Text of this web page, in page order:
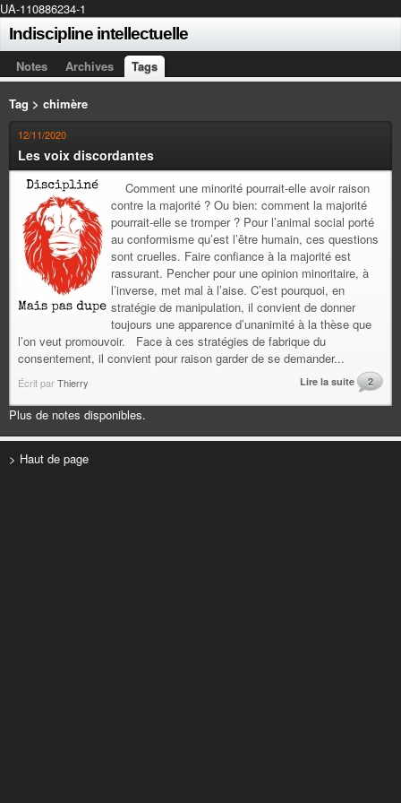
UA-110886234-1
Indiscipline intellectuelle
Notes Archives Tags
Tag > chimère
12/11/2020
Les voix discordantes
Comment une minorité pourrait-elle avoir raison
contre la majorité ? Ou bien: comment la majorité
pourrait-elle se tromper ? Pour l’animal social porté
au conformisme qu’est l’être humain, ces questions
sont cruelles. Faire confiance à la majorité est
rassurant. Pencher pour une opinion minoritaire, à
l’inverse, met mal à l’aise. C’est pourquoi, en
stratégie de manipulation, il convient de donner
toujours une apparence d’unanimité à la thèse que
l’on veut promouvoir. Face à ces stratégies de fabrique du
consentement, il convient pour raison garder de se demander...
Écrit parThierry Lire la suite 2
Plus de notes disponibles.
> Haut de page